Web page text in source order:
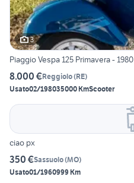
3
Piaggio Vespa 125 Primavera - 1980
8.000 €Reggiolo(RE)
Usato02/198035000 KmScooter
ciao px
350 €Sassuolo(MO)
Usato01/1960999 Km